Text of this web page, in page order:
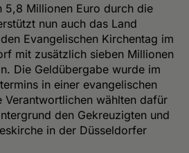
5,8 Millionen Euro durch die
nun auch das Land
Evangelischen Kirchentag im
mit zusätzlich sieben Millionen
Die Geldübergabe wurde im
in einer evangelischen
Verantwortlichen wählten dafür
den Gekreuzigten und
in der Düsseldorfer